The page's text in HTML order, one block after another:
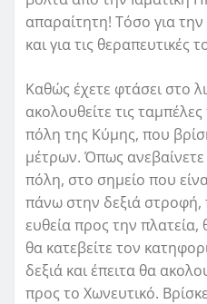
απαραίτητη! Τόσο για
και για τις θεραπευτικές
Καθώς έχετε φτάσει στο
ακολουθείτε τις
πόλη της Κύμης, που
μέτρων. Όπως ανεβαίνετε
πόλη, στο σημείο που
πάνω στην δεξιά στροφή,
ευθεία προς την πλατεία,
θα κατεβείτε τον
δεξιά και έπειτα θα
προς το Χωνευτικό.